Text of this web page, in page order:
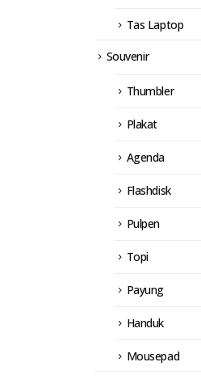
Tas Laptop
Souvenir
Thumbler
Plakat
Agenda
Flashdisk
Pulpen
Topi
Payung
Handuk
Mousepad